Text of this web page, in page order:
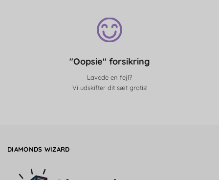
"Oopsie" forsikring
Lavede en fejl?
Vi udskifter dit sæt gratis!
DIAMONDS WIZARD